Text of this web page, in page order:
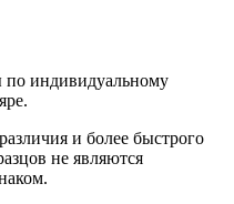
по индивидуальному
и более быстрого
не являются